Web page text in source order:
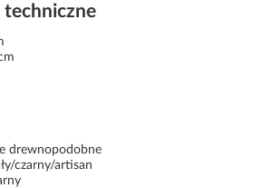
drewnopodobne
czarny/artisan